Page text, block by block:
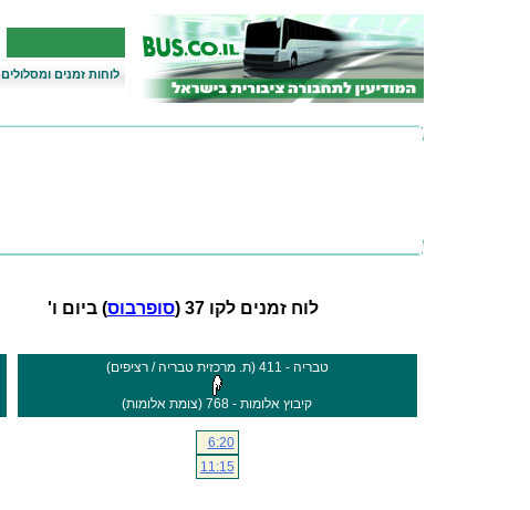
לוחות זמנים ומסלולים
לוח זמנים לקו 37 ( סופרבוס) ביום ו'
טבריה - 411 (ת. מרכזית טבריה / רציפים)
קיבוץ אלומות - 768 (צומת אלומות)
6:20
11:15